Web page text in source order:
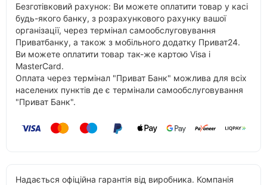
Безготівковий рахунок: Ви можете оплатити товар у касі
будь-якого банку, з розрахункового рахунку вашої
організації, через термінал самообслуговування
Приватбанку, а також з мобільного додатку Приват24.
Ви можете оплатити товар так-же картою Visa і
MasterCard.
Оплата через термінал "Приват Банк" можлива для всіх
населених пунктів де є термінали самообслуговування
"Приват Банк".
Надається офіційна гарантія від виробника. Компанія